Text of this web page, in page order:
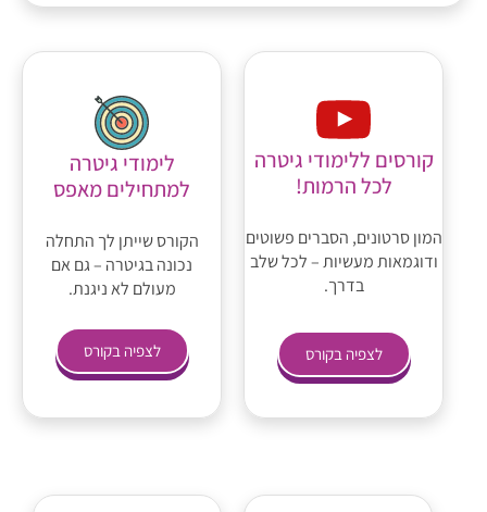
קורסים ללימודי גיטרה
לכל הרמות!
המון סרטונים, הסברים פשוטים
ודוגמאות מעשיות – לכל שלב
בדרך.
לצפיה בקורס
לימודי גיטרה
למתחילים מאפס
הקורס שייתן לך התחלה
נכונה בגיטרה – גם אם
מעולם לא ניגנת.
לצפיה בקורס